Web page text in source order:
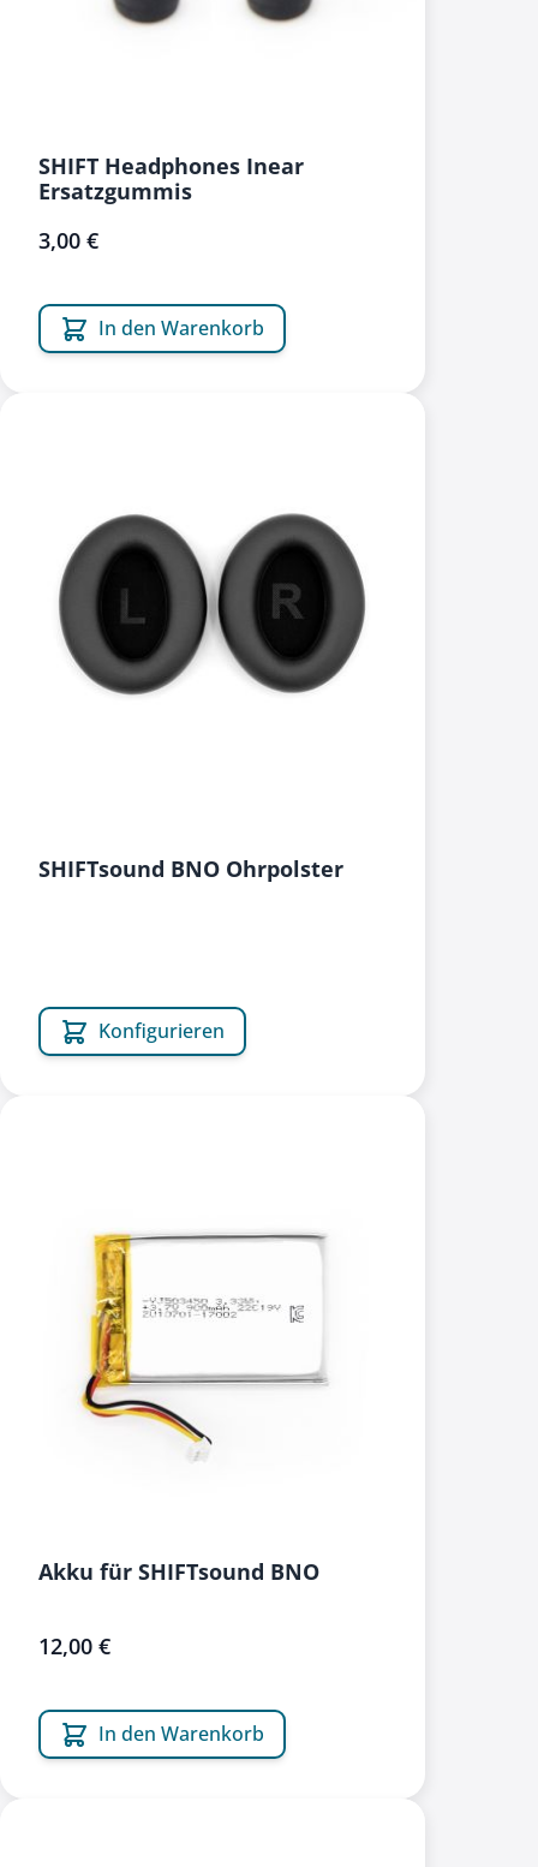
SHIFT Headphones Inear
Ersatzgummis
3,00 €
In den Warenkorb
SHIFTsound BNO Ohrpolster
Konfigurieren
Akku für SHIFTsound BNO
12,00 €
In den Warenkorb